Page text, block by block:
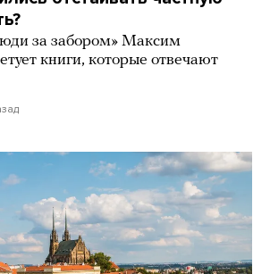
за забором» Максим
книги, которые отвечают